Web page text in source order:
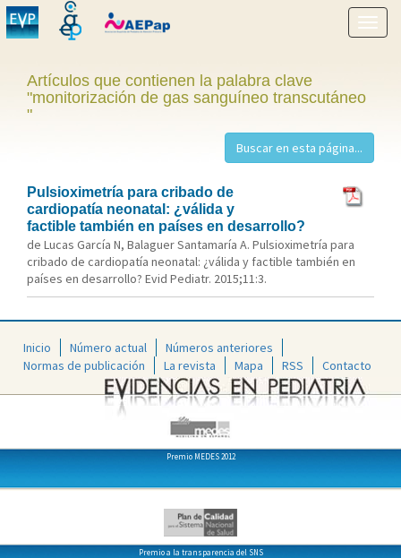
menú
Artículos que contienen la palabra clave
"monitorización de gas sanguíneo transcutáneo
"
Pulsioximetría para cribado de
cardiopatía neonatal: ¿válida y
factible también en países en desarrollo?
de Lucas García N, Balaguer Santamaría A. Pulsioximetría para
cribado de cardiopatía neonatal: ¿válida y factible también en
países en desarrollo? Evid Pediatr. 2015;11:3.
Inicio Número actual
Números anteriores
Normas de publicación
La revista Mapa RSS Contacto
Premio MEDES 2012
Premio a la transparencia del SNS